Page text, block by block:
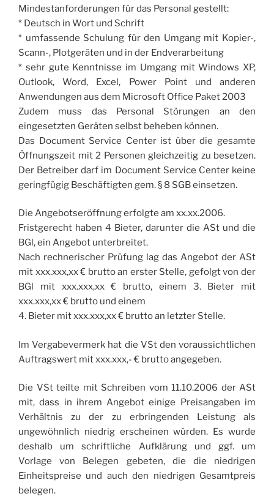
Mindestanforderungen für das Personal gestellt:
* Deutsch in Wort und Schrift
* umfassende Schulung für den Umgang mit Kopier-,
Scann-, Plotgeräten und in der Endverarbeitung
* sehr gute Kenntnisse im Umgang mit Windows XP,
Outlook, Word, Excel, Power Point und anderen
Anwendungen aus dem Microsoft Office Paket 2003
Zudem muss das Personal Störungen an den
eingesetzten Geräten selbst beheben können.
Das Document Service Center ist über die gesamte
Öffnungszeit mit 2 Personen gleichzeitig zu besetzen.
Der Betreiber darf im Document Service Center keine
geringfügig Beschäftigten gem. § 8 SGB einsetzen.
Die Angebotseröffnung erfolgte am xx.xx.2006.
Fristgerecht haben 4 Bieter, darunter die ASt und die
BGl, ein Angebot unterbreitet.
Nach rechnerischer Prüfung lag das Angebot der ASt
mit xxx.xxx,xx € brutto an erster Stelle, gefolgt von der
BGl mit xxx.xxx,xx € brutto, einem 3. Bieter mit
xxx.xxx,xx € brutto und einem
4. Bieter mit xxx.xxx,xx € brutto an letzter Stelle.
Im Vergabevermerk hat die VSt den voraussichtlichen
Auftragswert mit xxx.xxx,- € brutto angegeben.
Die VSt teilte mit Schreiben vom 11.10.2006 der ASt
mit, dass in ihrem Angebot einige Preisangaben im
Verhältnis zu der zu erbringenden Leistung als
ungewöhnlich niedrig erscheinen würden. Es wurde
deshalb um schriftliche Aufklärung und ggf. um
Vorlage von Belegen gebeten, die die niedrigen
Einheitspreise und auch den niedrigen Gesamtpreis
belegen.